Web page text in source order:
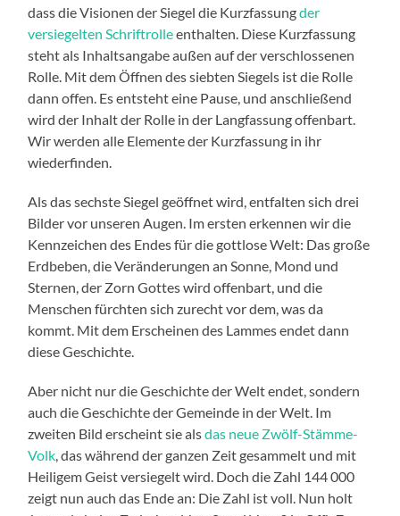
dass die Visionen der Siegel die Kurzfassungder
versiegelten Schriftrolleenthalten. Diese Kurzfassung
steht als Inhaltsangabe außen auf der verschlossenen
Rolle. Mit dem Öffnen des siebten Siegels ist die Rolle
dann offen. Es entsteht eine Pause, und anschließend
wird der Inhalt der Rolle in der Langfassung offenbart.
Wir werden alle Elemente der Kurzfassung in ihr
wiederfinden.
Als das sechste Siegel geöffnet wird, entfalten sich drei
Bilder vor unseren Augen. Im ersten erkennen wir die
Kennzeichen des Endes für die gottlose Welt: Das große
Erdbeben, die Veränderungen an Sonne, Mond und
Sternen, der Zorn Gottes wird offenbart, und die
Menschen fürchten sich zurecht vor dem, was da
kommt. Mit dem Erscheinen des Lammes endet dann
diese Geschichte.
Aber nicht nur die Geschichte der Welt endet, sondern
auch die Geschichte der Gemeinde in der Welt. Im
zweiten Bild erscheint sie alsdas neue Zwölf-Stämme-
Volk , das während der ganzen Zeit gesammelt und mit
Heiligem Geist versiegelt wird. Doch die Zahl 144 000
zeigt nun auch das Ende an: Die Zahl ist voll. Nun holt